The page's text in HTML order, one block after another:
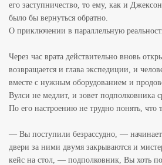
его заступничество, то ему, как и
было бы вернуться обратно.
О приключении в параллельную
Через час врата действительно вновь
возвращается и глава экспедиции, и
вместе с нужным оборудованием и
Вулси не медлит, и зовет подполковника
По его настроению не трудно понять, что
— Вы поступили безрассудно, — начинает
двери за ними двумя закрываются и
кейс на стол, — подполковник, Вы хоть